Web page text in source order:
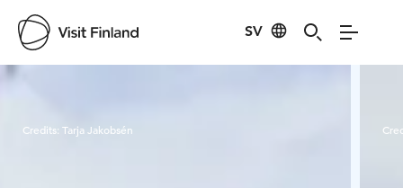
SV
Visit Finland
Credits: Tarja Jakobsén